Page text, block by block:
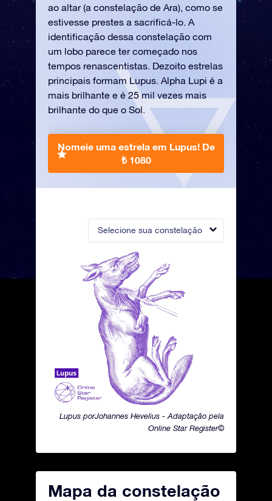
Selecione sua constelação
Lupus porJohannes Hevelius - Adaptação pela
Online Star Register©
ao altar (a constelação de Ara), como se
estivesse prestes a sacrificá-lo. A
identificação dessa constelação com
um lobo parece ter começado nos
tempos renascentistas. Dezoito estrelas
principais formam Lupus. Alpha Lupi é a
mais brilhante e é 25 mil vezes mais
brilhante do que o Sol.
Nomeie uma estrela em Lupus! De
₺ 1080
Mapa da constelação